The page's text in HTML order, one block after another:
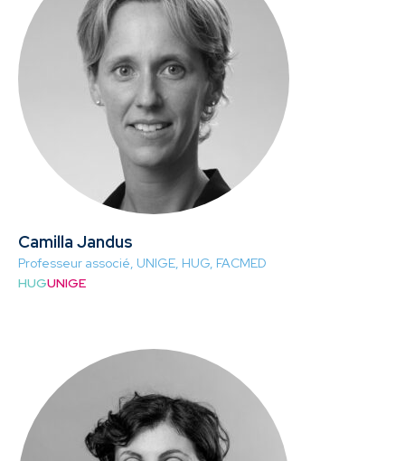
Camilla Jandus
Professeur associé, UNIGE, HUG, FACMED
HUGUNIGE